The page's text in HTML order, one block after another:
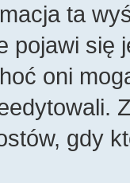
ta
pojawi
oni
gdy